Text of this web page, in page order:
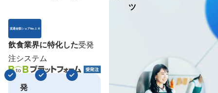
ツ
流通金額シェアNo.1 ※
飲食業界に特化した受発
注システム
発